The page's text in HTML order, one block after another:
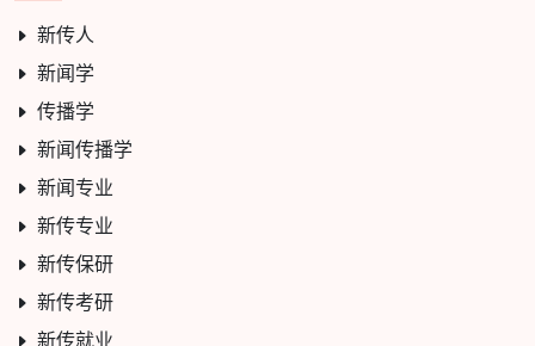
新传人
新闻学
传播学
新闻传播学
新闻专业
新传专业
新传保研
新传考研
新传就业